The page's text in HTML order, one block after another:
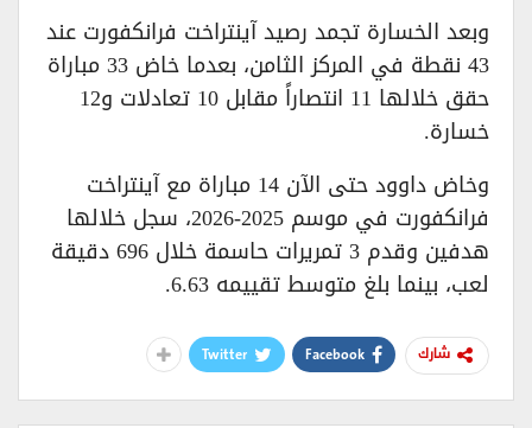
وبعد الخسارة تجمد رصيد آينتراخت فرانكفورت عند
43 نقطة في المركز الثامن، بعدما خاض 33 مباراة
حقق خلالها 11 انتصاراً مقابل 10 تعادلات و12
خسارة.
وخاض داوود حتى الآن 14 مباراة مع آينتراخت
فرانكفورت في موسم 2025-2026، سجل خلالها
هدفين وقدم 3 تمريرات حاسمة خلال 696 دقيقة
لعب، بينما بلغ متوسط تقييمه 6.63.
شارك Facebook
Twitter